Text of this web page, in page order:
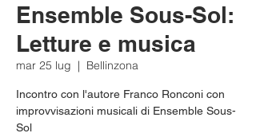
Ensemble Sous-Sol:
Letture e musica
mar 25 lug
  |
Bellinzona
Incontro con l'autore Franco Ronconi con
improvvisazioni musicali di Ensemble Sous-
Sol